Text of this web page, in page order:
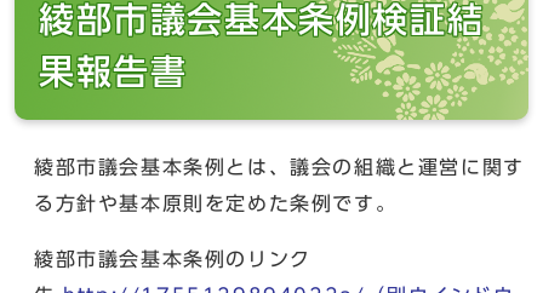
綾部市議会基本条例検証結
果報告書
綾部市議会基本条例とは、議会の組織と運営に関す
る方針や基本原則を定めた条例です。
綾部市議会基本条例のリンク